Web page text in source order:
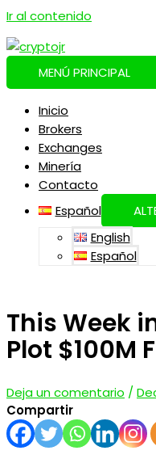
Ir al contenido
MENÚ PRINCIPAL
Inicio
Brokers
Exchanges
Minería
Contacto
Español
English
Español
This Week
Plot $100M
Deja un comentario /
Compartir